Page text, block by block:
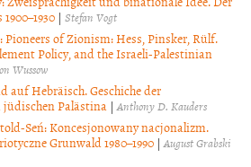
| Stefan Vogt
Pioneers of Zionism: Hess, Pinsker, Rülf.
Policy, and the Israeli-Palestinian
Wussow
auf Hebräisch. Geschiche der
jüdischen Palästina |Anthony D. Kauders
Seń: Koncesjonowany nacjonalizm.
Grunwald 1980–1990 |August Grabski